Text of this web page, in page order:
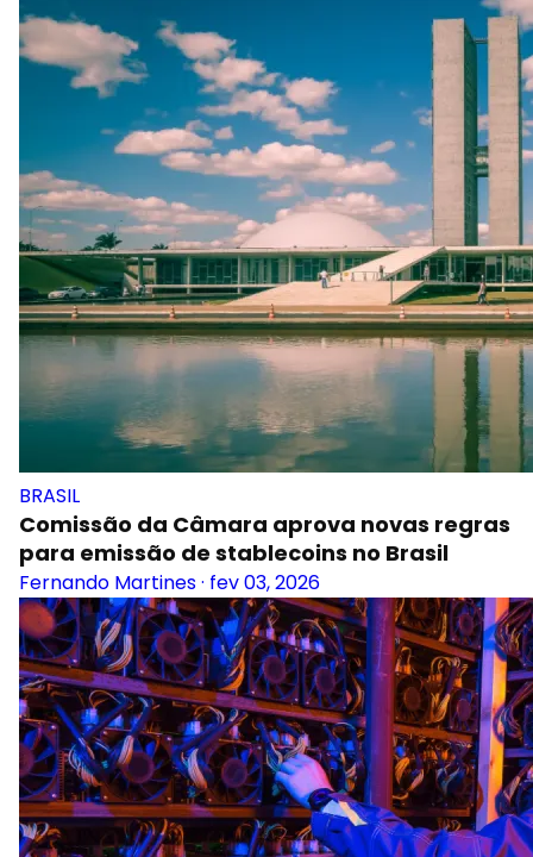
BRASIL
Comissão da Câmara aprova novas regras
para emissão de stablecoins no Brasil
Fernando Martines· fev 03, 2026